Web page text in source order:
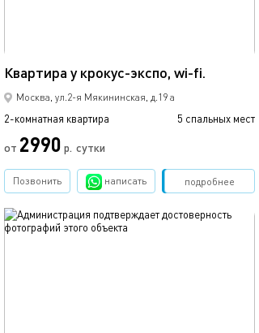
Квартира у крокус-экспо, wi-fi.
Москва, ул.2-я Мякининская, д.19 а
2-комнатная квартира 5 спальных мест
от 2990 р. сутки
подробнее
Позвонить написать Забронировать
обновлено 05.08.2026